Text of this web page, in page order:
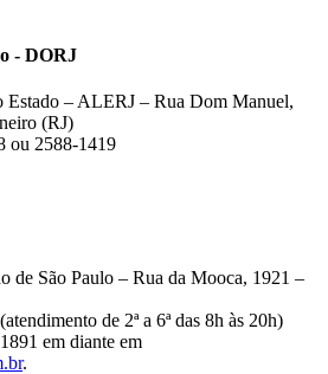
- DORJ
Estado – ALERJ – Rua Dom Manuel,
(RJ)
ou 2588-1419
de São Paulo – Rua da Mooca, 1921 –
de 2ª a 6ª das 8h às 20h)
em diante em
.